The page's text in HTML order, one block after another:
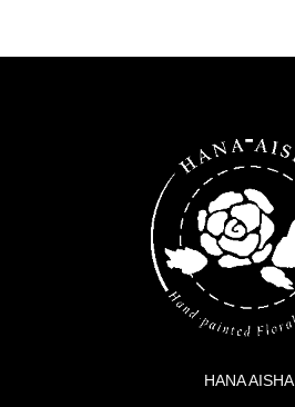
HANA AISHA